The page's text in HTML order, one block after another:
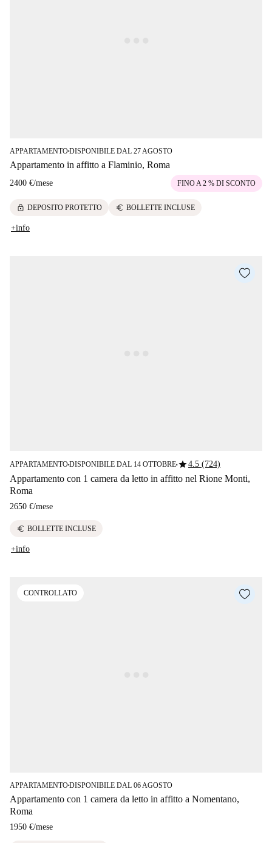
APPARTAMENTO■DISPONIBILE DAL 27 AGOSTO
Appartamento in affitto a Flaminio, Roma
2400 €/mese FINO A 2 % DI SCONTO
lock DEPOSITO PROTETTO euro BOLLETTE INCLUSE
+info
APPARTAMENTO■DISPONIBILE DAL 14 OTTOBRE■star4.5 (724)
Appartamento con 1 camera da letto in affitto nel Rione Monti,
Roma
2650 €/mese
euro BOLLETTE INCLUSE
+info
CONTROLLATO
APPARTAMENTO■DISPONIBILE DAL 06 AGOSTO
Appartamento con 1 camera da letto in affitto a Nomentano,
Roma
1950 €/mese